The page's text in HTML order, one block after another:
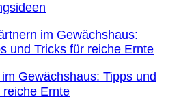
Gewächshaus: Tipps und
reiche Ernte